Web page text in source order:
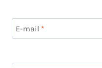
E-mail *